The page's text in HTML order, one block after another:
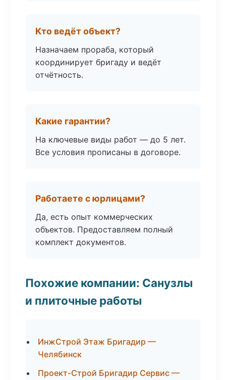
Кто ведёт объект?
Назначаем прораба, который
координирует бригаду и ведёт
отчётность.
Какие гарантии?
На ключевые виды работ — до 5 лет.
Все условия прописаны в договоре.
Работаете с юрлицами?
Да, есть опыт коммерческих
объектов. Предоставляем полный
комплект документов.
Похожие компании: Санузлы
и плиточные работы
ИнжСтрой Этаж Бригадир —
Челябинск
Проект-Строй Бригадир Сервис —